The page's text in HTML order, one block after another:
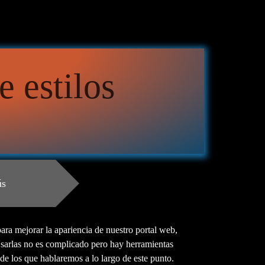
estilos
mejorar la apariencia de nuestro portal web,
no es complicado pero hay herramientas
los que hablaremos a lo largo de este punto.